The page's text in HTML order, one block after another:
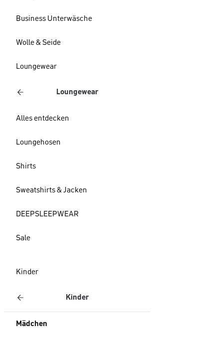
Business Unterwäsche
Wolle & Seide
Loungewear
Loungewear
Alles entdecken
Loungehosen
Shirts
Sweatshirts & Jacken
DEEPSLEEPWEAR
Sale
Kinder
Kinder
Mädchen